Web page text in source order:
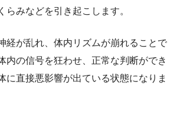
らみなどを引き起こします。
経が乱れ、体内リズムが崩れることで
内の信号を狂わせ、正常な判断ができ
に直接悪影響が出ている状態になりま